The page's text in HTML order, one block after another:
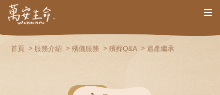
首頁 服務介紹 殯儀服務 殯葬Q&A 遺產繼承